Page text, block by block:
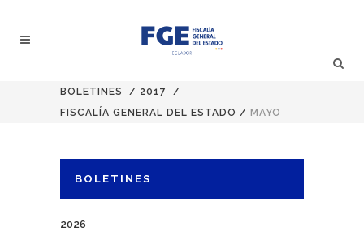
BOLETINES / 2017
/
FISCALÍA GENERAL DEL ESTADO / MAYO
BOLETINES
2026